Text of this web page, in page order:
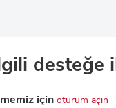
desteğe
için oturum açın